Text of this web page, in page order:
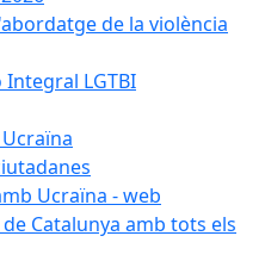
de la violència
LGTBI
Ucraïna - web
Catalunya amb tots els